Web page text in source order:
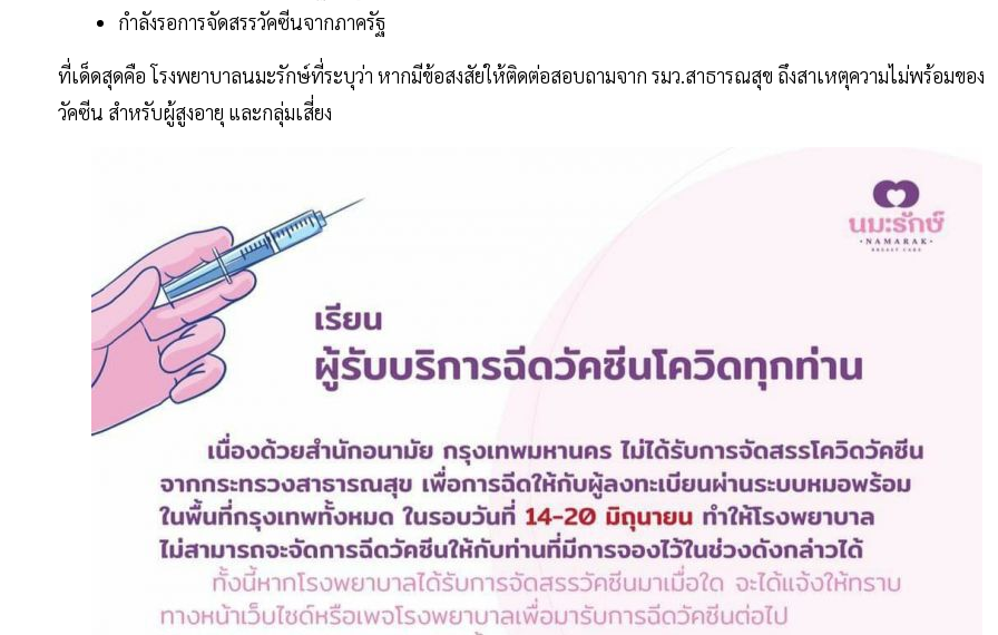
กำลังรอการจัดสรรวัคซีนจากภาครัฐ
ที่เด็ดสุดคือ โรงพยาบาลนมะรักษ์ที่ระบุว่า หากมีข้อสงสัยให้ติดต่อสอบถามจาก รมว.สาธารณสุข ถึงสาเหตุความไม่พร้อมของ
วัคซีน สำหรับผู้สูงอายุ และกลุ่มเสี่ยง